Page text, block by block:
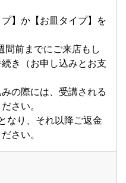
】か【お皿タイプ】を
前までにご来店もし
き（お申し込みとお支
の際には、受講される
さい。
なり、それ以降ご返金
さい。